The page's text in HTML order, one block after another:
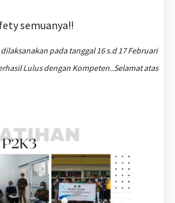
semuanya!!
pada tanggal 16 s.d 17 Februari
Lulus dengan Kompeten..Selamat atas